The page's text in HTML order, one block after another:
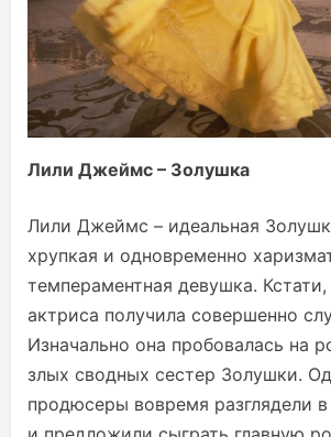
Лили Джеймс – Золушка
Лили Джеймс – идеальная
хрупкая и одновременно
темпераментная девушка. Кстати,
актриса получила совершенно
Изначально она пробовалась на
злых сводных сестер Золушки.
продюсеры вовремя разглядели